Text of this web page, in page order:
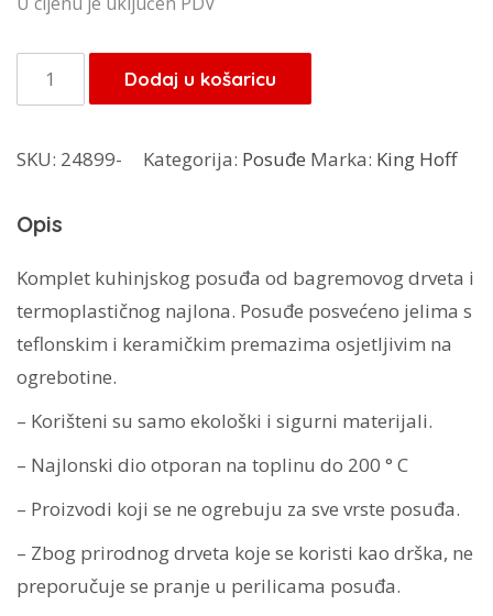
je:
59,00 KM.
50,15 KM.
KingHoff
kuhinjski
7/1
1325
količina
Dodaj u košaricu
SKU: 24899- Kategorija: Posuđe Marka: King Hoff
Opis
Komplet kuhinjskog posuđa od bagremovog drveta i
termoplastičnog najlona. Posuđe posvećeno jelima s
teflonskim i keramičkim premazima osjetljivim na
ogrebotine.
– Korišteni su samo ekološki i sigurni materijali.
– Najlonski dio otporan na toplinu do 200 ° C
– Proizvodi koji se ne ogrebuju za sve vrste posuđa.
– Zbog prirodnog drveta koje se koristi kao drška, ne
preporučuje se pranje u perilicama posuđa.